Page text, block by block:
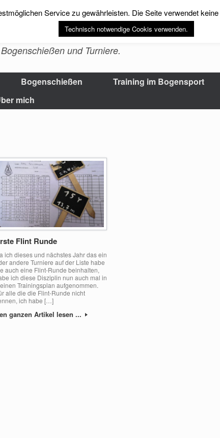
Bogenschießen-
und Turniere.
Bogenschießen Training im Bogensport
mich
Flint Runde
ich dieses und nächstes Jahr das ein
andere Turniere auf der Liste habe
auch eine Flint-Runde beinhalten,
ich diese Disziplin nun auch mal in
Trainingsplan aufgenommen.
alle die die Flint-Runde nicht
ich habe […]
ganzen Artikel lesen ...
Service zu gewährleisten. Die Seite verwendet
Technisch notwendige Cookis verwenden.